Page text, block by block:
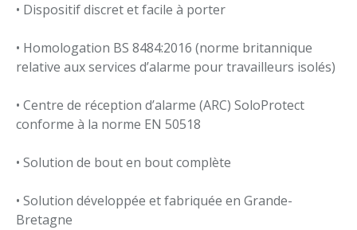
• Dispositif discret et facile à porter
• Homologation BS 8484:2016 (norme britannique
relative aux services d’alarme pour travailleurs isolés)
• Centre de réception d’alarme (ARC) SoloProtect
conforme à la norme EN 50518
• Solution de bout en bout complète
• Solution développée et fabriquée en Grande-
Bretagne